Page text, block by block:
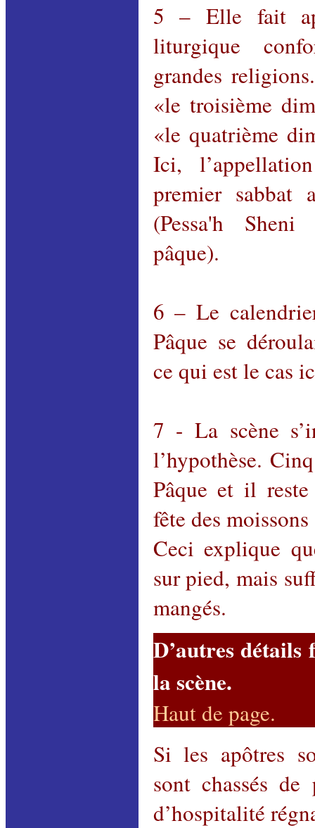
5 – Elle fait
liturgique
grandes
«le troisième
«le quatrième
Ici,
premier sabbat
(Pessa'h Sheni
pâque).
6 – Le
Pâque se
ce qui est le cas
7 - La scène
l’hypothèse.
Pâque et il
fête des
Ceci explique
sur pied, mais
mangés.
D’autres détails
la scène.
Haut de page.
Si les apôtres
sont chassés
d’hospitalité